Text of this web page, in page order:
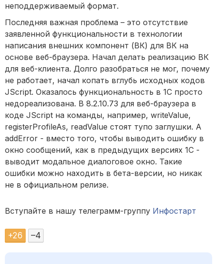
неподдерживаемый формат.
Последняя важная проблема – это отсутствие
заявленной функциональности в технологии
написания внешних компонент (ВК) для ВК на
основе веб-браузера. Начал делать реализацию ВК
для веб-клиента. Долго разобраться не мог, почему
не работает, начал копать вглубь исходных кодов
JScript. Оказалось функциональность в 1С просто
недореализована. В 8.2.10.73 для веб-браузера в
коде JScript на команды, например, writeValue,
registerProfileAs, readValue стоят тупо заглушки. А
addError - вместо того, чтобы выводить ошибку в
окно сообщений, как в предыдущих версиях 1С -
выводит модальное диалоговое окно. Такие
ошибки можно находить в бета-версии, но никак
не в официальном релизе.
Вступайте в нашу телеграмм-группу Инфостарт
+26 –4